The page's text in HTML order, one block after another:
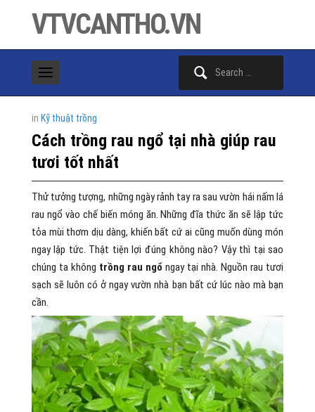
VTVCANTHO.VN
in Kỹ thuật trồng
Cách trồng rau ngổ tại nhà giúp rau
tươi tốt nhất
Thử tưởng tượng, những ngày rảnh tay ra sau vườn hái nấm lá
rau ngổ vào chế biến móng ăn. Những đĩa thức ăn sẽ lập tức
tỏa mùi thơm dịu dàng, khiến bất cứ ai cũng muốn dùng món
ngay lập tức. Thật tiện lợi đúng không nào? Vậy thì tại sao
chúng ta không trồng rau ngổ ngay tại nhà. Nguồn rau tươi
sạch sẽ luôn có ở ngay vườn nhà bạn bất cứ lúc nào mà bạn
cần.